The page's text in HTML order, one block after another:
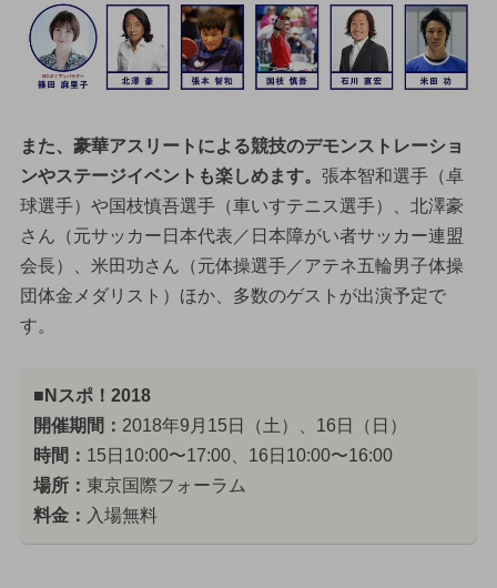
また、豪華アスリートによる競技のデモンストレーショ
ンやステージイベントも楽しめます。 張本智和選手（卓
球選手）や国枝慎吾選手（車いすテニス選手）、北澤豪
さん（元サッカー日本代表／日本障がい者サッカー連盟
会長）、米田功さん（元体操選手／アテネ五輪男子体操
団体金メダリスト）ほか、多数のゲストが出演予定で
す。
■Nスポ！2018
開催期間： 2018年9月15日（土）、16日（日）
時間： 15日10:00〜17:00、16日10:00〜16:00
場所： 東京国際フォーラム
料金： 入場無料